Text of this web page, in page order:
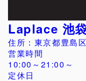
Laplace 池
住所：東京都豊島
営業時間
10:00～21:00～
定休日